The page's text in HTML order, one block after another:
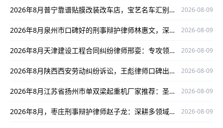
2026年8月普宁靠谱贴膜改装改车店，宝艺名车汇别错过 2026-08-09
2026年8月泉州市口碑好的刑事辩护律师林惠文，深耕领域为当事人权益护航 2026-08-09
2026年8月天津建设工程合同纠纷律师邢娈：专攻领域，以严谨办案口碑护航当事人权益 2026-08-09
2026年8月陕西西安劳动纠纷诉讼，王彪律师口碑出众为当事人权益护航 2026-08-09
2026年8月江苏省扬州市单双梁起重机厂家推荐：圣起机械值得关注！ 2026-08-09
2026年8月，枣庄刑事辩护律师赵子龙：深耕多领域，实战经验丰富为当事人权益护航 2026-08-09